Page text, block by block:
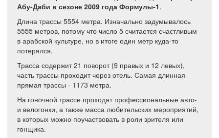
Абу-Даби в сезоне 2009 года Формулы-1.
Длина трассы 5554 метра. Изначально задумывалось
5555 метров, потому что число 5 считается счастливым
в арабской культуре, но в итоге один метр куда-то
потерялся.
Трасса содержит 21 поворот (9 правых и 12 левых),
часть трассы проходит через отель. Самая длинная
прямая трассы - 1173 метра.
На гоночной трассе проходят профессиональные авто-
и велогонки, а также масса любительских мероприятий,
в которых можно поучаствовать в роли зрителя или
гонщика.